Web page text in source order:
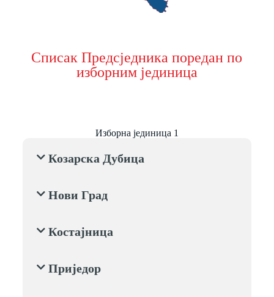
Списак Предсједника поредан по
изборним јединица
Изборна јединица 1
Козарска Дубица
Нови Град
Костајница
Приједор